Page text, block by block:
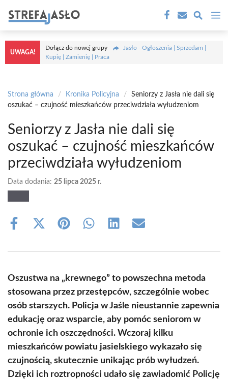
treści
UWAGA!
Dołącz do nowej grupy
Jasło - Ogłoszenia | Sprzedam |
Kupię | Zamienię | Praca
Strona główna / Kronika Policyjna /
Seniorzy z Jasła nie dali się
oszukać – czujność mieszkańców przeciwdziała wyłudzeniom
Seniorzy z Jasła nie dali się
oszukać – czujność mieszkańców
przeciwdziała wyłudzeniom
Data dodania: 25 lipca 2025 r.
Share
Share
(Twitter)
Share Share Share Share
Oszustwa na „krewnego” to powszechna metoda
stosowana przez przestępców, szczególnie wobec
osób starszych. Policja w Jaśle nieustannie zapewnia
edukację oraz wsparcie, aby pomóc seniorom w
ochronie ich oszczędności. Wczoraj kilku
mieszkańców powiatu jasielskiego wykazało się
czujnością, skutecznie unikając prób wyłudzeń.
Dzięki ich roztropności udało się zawiadomić Policję